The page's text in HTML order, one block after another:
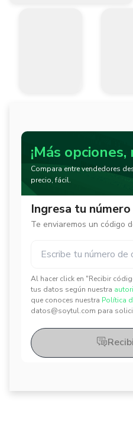
¡Más
Compara entre vendedores
precio, fácil.
Ingresa tu
Te enviaremos un código
Al hacer click en "Recibir
tus datos según nuestra
que conoces nuestra Política
datos@soytul.com para